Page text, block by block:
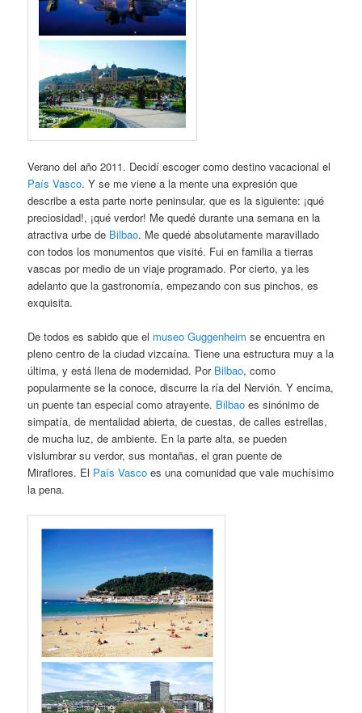
Verano del año 2011. Decidí escoger como destino vacacional el
País Vasco. Y se me viene a la mente una expresión que
describe a esta parte norte peninsular, que es la siguiente: ¡qué
preciosidad!, ¡qué verdor! Me quedé durante una semana en la
atractiva urbe de Bilbao. Me quedé absolutamente maravillado
con todos los monumentos que visité. Fui en familia a tierras
vascas por medio de un viaje programado. Por cierto, ya les
adelanto que la gastronomía, empezando con sus pinchos, es
exquisita.
De todos es sabido que el museo Guggenheim se encuentra en
pleno centro de la ciudad vizcaína. Tiene una estructura muy a la
última, y está llena de modernidad. Por Bilbao, como
popularmente se la conoce, discurre la ría del Nervión. Y encima,
un puente tan especial como atrayente. Bilbaoes sinónimo de
simpatía, de mentalidad abierta, de cuestas, de calles estrellas,
de mucha luz, de ambiente. En la parte alta, se pueden
vislumbrar su verdor, sus montañas, el gran puente de
Miraflores. El País Vasco es una comunidad que vale muchísimo
la pena.